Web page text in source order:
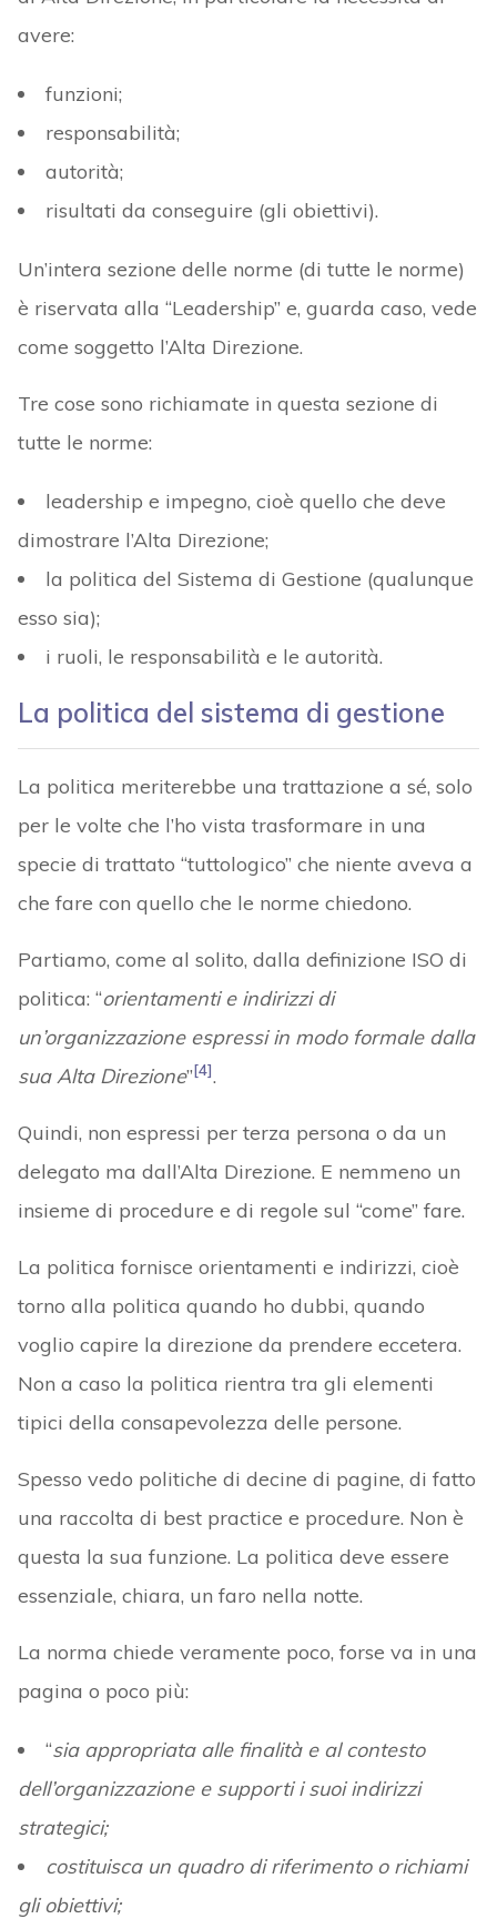
avere:
funzioni;
responsabilità;
autorità;
risultati da conseguire (gli obiettivi).
Un’intera sezione delle norme (di tutte le norme)
è riservata alla “Leadership” e, guarda caso, vede
come soggetto l’Alta Direzione.
Tre cose sono richiamate in questa sezione di
tutte le norme:
leadership e impegno, cioè quello che deve
dimostrare l’Alta Direzione;
la politica del Sistema di Gestione (qualunque
esso sia);
i ruoli, le responsabilità e le autorità.
La politica del sistema di gestione
La politica meriterebbe una trattazione a sé, solo
per le volte che l’ho vista trasformare in una
specie di trattato “tuttologico” che niente aveva a
che fare con quello che le norme chiedono.
Partiamo, come al solito, dalla definizione ISO di
politica: “orientamenti e indirizzi di
un’organizzazione espressi in modo formale dalla
sua Alta Direzione”[4].
Quindi, non espressi per terza persona o da un
delegato ma dall’Alta Direzione. E nemmeno un
insieme di procedure e di regole sul “come” fare.
La politica fornisce orientamenti e indirizzi, cioè
torno alla politica quando ho dubbi, quando
voglio capire la direzione da prendere eccetera.
Non a caso la politica rientra tra gli elementi
tipici della consapevolezza delle persone.
Spesso vedo politiche di decine di pagine, di fatto
una raccolta di best practice e procedure. Non è
questa la sua funzione. La politica deve essere
essenziale, chiara, un faro nella notte.
La norma chiede veramente poco, forse va in una
pagina o poco più:
“sia appropriata alle finalità e al contesto
dell’organizzazione e supporti i suoi indirizzi
strategici;
costituisca un quadro di riferimento o richiami
gli obiettivi;